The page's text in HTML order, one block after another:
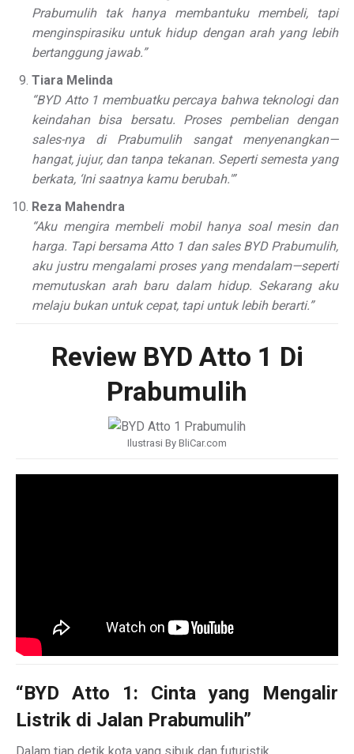
Prabumulih tak hanya membantuku membeli, tapi
menginspirasiku untuk hidup dengan arah yang lebih
bertanggung jawab.”
Tiara Melinda
“BYD Atto 1 membuatku percaya bahwa teknologi dan
keindahan bisa bersatu. Proses pembelian dengan
sales-nya di Prabumulih sangat menyenangkan—
hangat, jujur, dan tanpa tekanan. Seperti semesta yang
berkata, ‘Ini saatnya kamu berubah.'”
Reza Mahendra
“Aku mengira membeli mobil hanya soal mesin dan
harga. Tapi bersama Atto 1 dan sales BYD Prabumulih,
aku justru mengalami proses yang mendalam—seperti
memutuskan arah baru dalam hidup. Sekarang aku
melaju bukan untuk cepat, tapi untuk lebih berarti.”
Review BYD Atto 1 Di
Prabumulih
Ilustrasi By BliCar.com
“BYD Atto 1: Cinta yang Mengalir
Listrik di Jalan Prabumulih”
Dalam tiap detik kota yang sibuk dan futuristik,